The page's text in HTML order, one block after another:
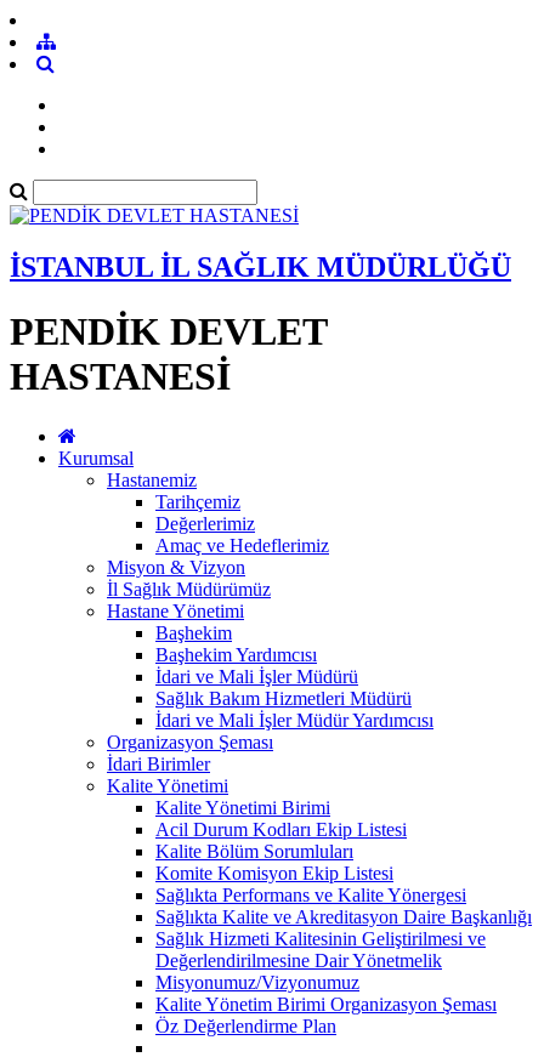
İSTANBUL İL SAĞLIK MÜDÜRLÜĞÜ
PENDİK DEVLET
HASTANESİ
Kurumsal
Hastanemiz
Tarihçemiz
Değerlerimiz
Amaç ve Hedeflerimiz
Misyon & Vizyon
İl Sağlık Müdürümüz
Hastane Yönetimi
Başhekim
Başhekim Yardımcısı
İdari ve Mali İşler Müdürü
Sağlık Bakım Hizmetleri Müdürü
İdari ve Mali İşler Müdür Yardımcısı
Organizasyon Şeması
İdari Birimler
Kalite Yönetimi
Kalite Yönetimi Birimi
Acil Durum Kodları Ekip Listesi
Kalite Bölüm Sorumluları
Komite Komisyon Ekip Listesi
Sağlıkta Performans ve Kalite Yönergesi
Sağlıkta Kalite ve Akreditasyon Daire Başkanlığı
Sağlık Hizmeti Kalitesinin Geliştirilmesi ve
Değerlendirilmesine Dair Yönetmelik
Misyonumuz/Vizyonumuz
Kalite Yönetim Birimi Organizasyon Şeması
Öz Değerlendirme Plan